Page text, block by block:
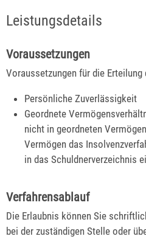
Leistungsdetails
Voraussetzungen
Voraussetzungen für die Erteilung
Persönliche Zuverlässigkeit
Geordnete
nicht in geordneten
Vermögen das
in das Schuldnerverzeichnis
Verfahrensablauf
Die Erlaubnis können Sie
bei der zuständigen Stelle oder